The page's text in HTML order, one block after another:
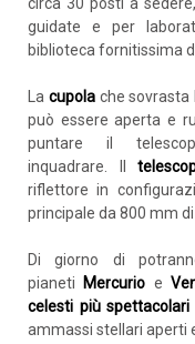
guidate e per
biblioteca fornitissima
La cupola che
può essere aperta e
puntare il
inquadrare. Il
riflettore in
principale da 800 mm
Di giorno di
pianeti
Mercurio e
celesti più spettacolari
ammassi stellari aperti